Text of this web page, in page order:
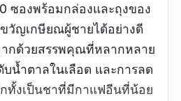
ซองพร้อมกล่องและถุงของ
วัญเกษียณผู้ชายได้อย่างดี
กด้วยสรรพคุณที่หลากหลาย
บน้ำตาลในเลือด และการลด
ทั้งเป็นชาที่มีกาแฟอีนที่น้อย